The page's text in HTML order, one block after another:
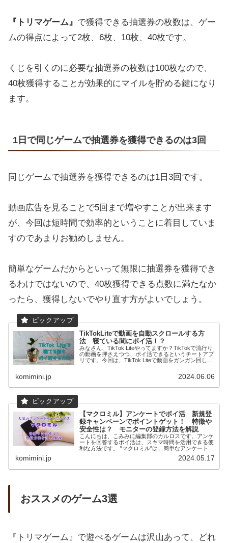
『トリマゲーム』 で獲得できる抽選券の枚数は、ゲー
ムの得点によって2枚、6枚、10枚、40枚です。
くじを引くのに必要な抽選券の枚数は100枚なので、
40枚獲得することが効果的にマイルを貯める鍵になり
ます。
1日で同じゲームで抽選券を獲得できるのは3回
同じゲームで抽選券を獲得できるのは1日3回です。
動画広告を見ることで5回まで増やすことが出来ます
が、今回は短時間で効率的ということに着目していま
すのであまりお勧めしません。
簡単なゲームだからといって無限に抽選券を獲得でき
るわけではないので、40枚獲得できる点数に満たなか
ったら、獲得しないでやり直す方がよいでしょう。
TikTokLiteで動画を自動スクロールする方
法 寝ている間にポイ活！？
みなさん、TikTok Liteやってますか？TikTokで流行り
の動画を押さえつつ、ポイ活できるというチートアプ
リです。今回は、TikTok Liteで動画をガンガン回して
komimini.jp 2024.06.06
【マクロミル】アンケートでポイ活 新規登
録キャンペーンでポイントゲット！ 特徴や
安全性は？ モニターの登録方法を解説
こんにちは、こみみに編集部のカルロスです。アンケ
ートを回答するポイ活は、スキマ時間を活用できる便
利な方法です。 "マクロミル"は、簡単なアンケートに
komimini.jp 2024.05.17
おススメのゲーム3選
『トリマゲーム』で遊べるゲームは沢山あって、どれ